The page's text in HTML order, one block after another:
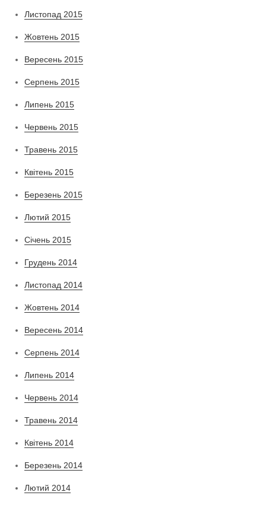
Листопад 2015
Жовтень 2015
Вересень 2015
Серпень 2015
Липень 2015
Червень 2015
Травень 2015
Квітень 2015
Березень 2015
Лютий 2015
Січень 2015
Грудень 2014
Листопад 2014
Жовтень 2014
Вересень 2014
Серпень 2014
Липень 2014
Червень 2014
Травень 2014
Квітень 2014
Березень 2014
Лютий 2014